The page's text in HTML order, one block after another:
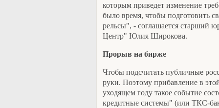
которым приведет изменение
было время, чтобы подготовить
рельсы", - соглашается старший
Центр" Юлия Широкова.
Прорыв на бирже
Чтобы подсчитать публичные
руки. Поэтому прибавление в
уходящем году такое событие
кредитные системы" (или ТКС-